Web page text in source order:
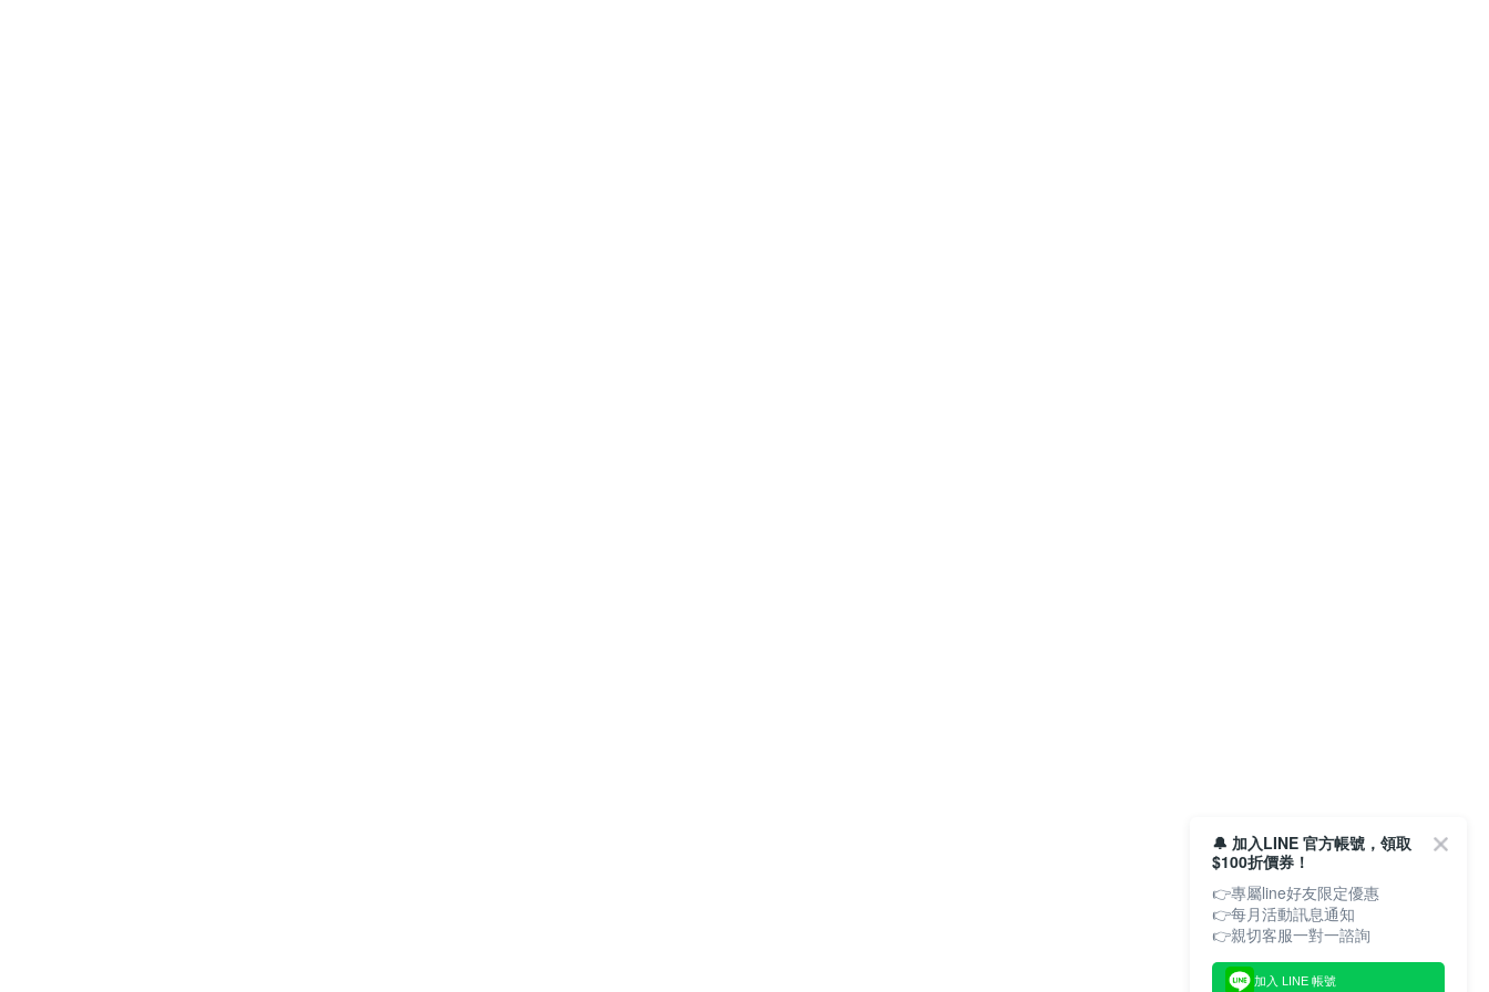
🔔 加入LINE 官方帳號，領取
$100折價券！
👉專屬line好友限定優惠
👉每月活動訊息通知
加入 LINE 帳號